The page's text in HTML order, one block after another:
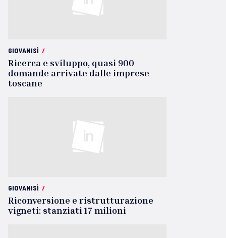
GIOVANISÌ /
Ricerca e sviluppo, quasi 900
domande arrivate dalle imprese
toscane
GIOVANISÌ /
Riconversione e ristrutturazione
vigneti: stanziati 17 milioni